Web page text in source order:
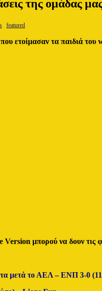
της ομάδας
featured
που ετοίμασαν τα παιδιά
Version μπορού να δουν τις
μετά το ΑΕΛ – ΕΝΠ 3-0